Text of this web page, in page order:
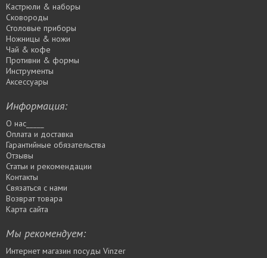
Кастрюли & наборы
Сковороды
Столовые приборы
Ножницы & ножи
Чай & кофе
Противни & формы
Инструменты
Аксессуары
Информация:
О нас_____
Оплата и доставка
Гарантийные обязательства
Отзывы
Статьи и рекомендации
Контакты
Связаться с нами
Возврат товара
Карта сайта
Мы рекомендуем:
Интернет магазин посуды Vinzer